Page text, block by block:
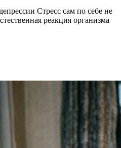
Стресс сам по себе не
реакция организма